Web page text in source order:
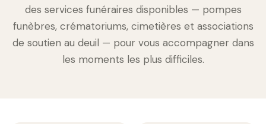
des services funéraires disponibles — pompes
funèbres, crématoriums, cimetières et associations
de soutien au deuil — pour vous accompagner dans
les moments les plus difficiles.